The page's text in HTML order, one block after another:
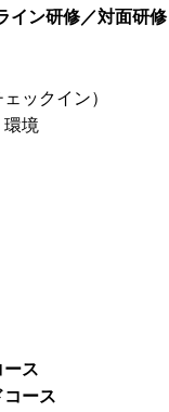
イン研修／対面
ックイン）
環境
ース
コース